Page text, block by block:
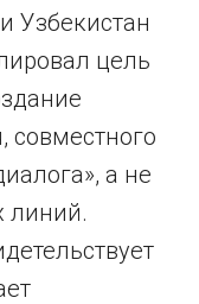
Узбекистан
цель
совместного
а не
линий.